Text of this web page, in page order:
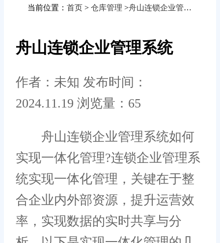
当前位置： 首页 > 仓库管理 >舟山连锁企业管理系统
舟山连锁企业管理系统
作者：未知 发布时间：
2024.11.19 浏览量：65
舟山连锁企业管理系统如何
实现一体化管理?连锁企业管理系
统实现一体化管理，关键在于整
合企业内外部资源，提升运营效
率，实现数据的实时共享与分